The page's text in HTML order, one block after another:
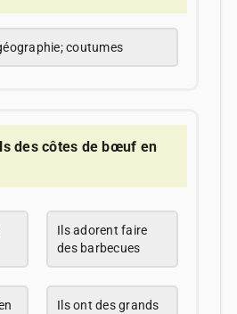
coutumes
des côtes de bœuf en
Ils adorent faire
des barbecues
Ils ont des grands